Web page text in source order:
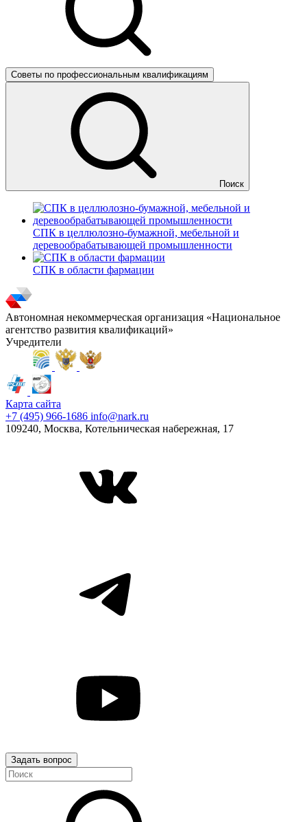
Советы по профессиональным квалификациям
Поиск
СПК в целлюлозно-бумажной, мебельной и
деревообрабатывающей промышленности
СПК в области фармации
Автономная некоммерческая организация «Национальное
агентство развития квалификаций»
Учредители
Карта сайта
+7 (495) 966-1686 info@nark.ru
109240, Москва, Котельническая набережная, 17
Задать вопрос